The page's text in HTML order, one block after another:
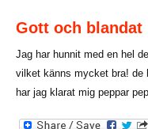
Gott och blandat
Jag har hunnit med en hel
vilket känns mycket bra! de
har jag klarat mig peppar